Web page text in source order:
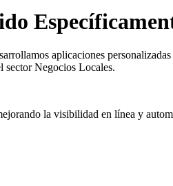
aplicaciones
sector Negocios Locales.
la visibilidad en línea y